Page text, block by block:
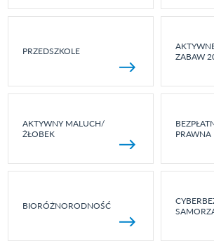
PRZEDSZKOLE
ZABAW
AKTYWNY MALUCH/
ŻŁOBEK
PRAWNA
BIORÓŻNORODNOŚĆ